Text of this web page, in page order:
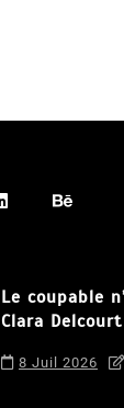
Le coupable
Clara Delcourt
8 Juil 2026